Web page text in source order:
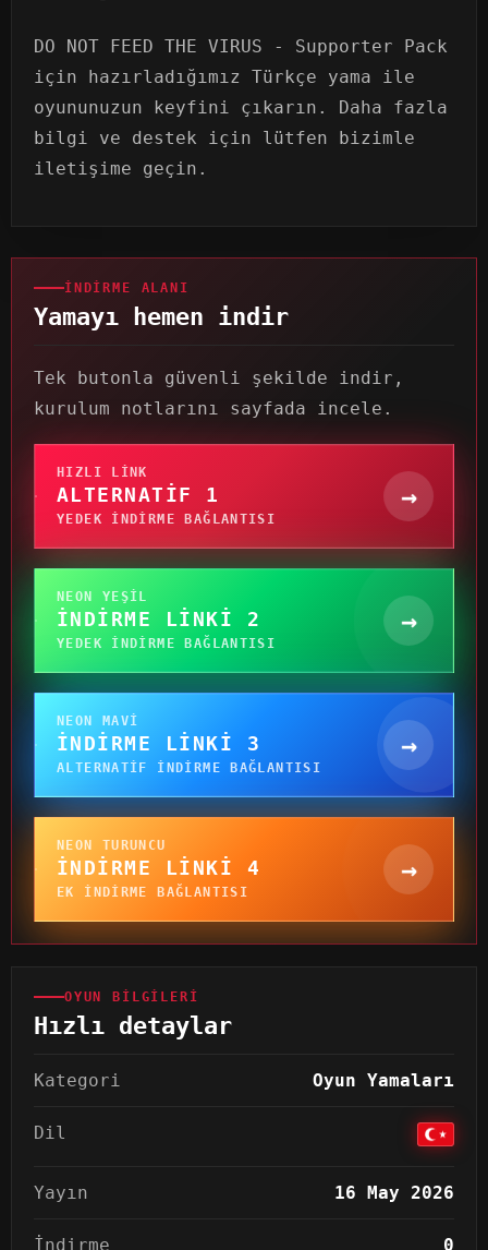
DO NOT FEED THE VIRUS - Supporter Pack
için hazırladığımız Türkçe yama ile
oyununuzun keyfini çıkarın. Daha fazla
bilgi ve destek için lütfen bizimle
iletişime geçin.
İNDIRME ALANI
Yamayı hemen indir
Tek butonla güvenli şekilde indir,
kurulum notlarını sayfada incele.
HIZLI LINK
ALTERNATIF 1
YEDEK INDIRME BAĞLANTISI
→
NEON YEŞIL
İNDIRME LINKI 2
YEDEK INDIRME BAĞLANTISI
→
NEON MAVI
İNDIRME LINKI 3
ALTERNATIF INDIRME BAĞLANTISI
→
NEON TURUNCU
İNDIRME LINKI 4
EK INDIRME BAĞLANTISI
→
OYUN BILGILERI
Hızlı detaylar
Kategori Oyun Yamaları
Dil
Yayın 16 May 2026
İndirme 0